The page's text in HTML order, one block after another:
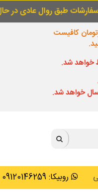
و ارسال میباشد.
خواهد شد.
خواهد شد.
روبیکا: 09120146259